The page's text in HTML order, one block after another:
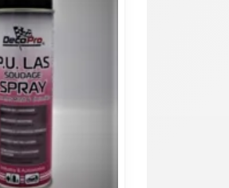
Verder winkelen